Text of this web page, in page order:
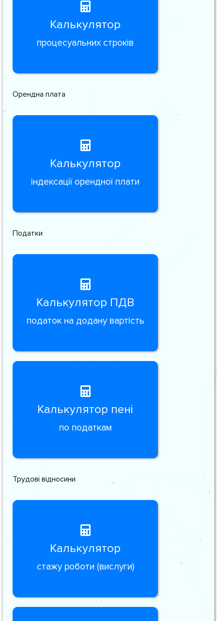
Калькулятор
процесуальних строків
Орендна плата
Калькулятор
індексації орендної плати
Податки
Калькулятор ПДВ
податок на додану вартість
Калькулятор пені
по податкам
Трудові відносини
Калькулятор
стажу роботи (вислуги)